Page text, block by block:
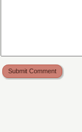
Submit Comment